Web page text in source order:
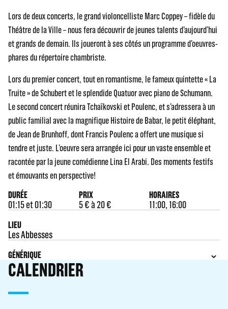
Lors de deux concerts, le grand violoncelliste Marc Coppey – fidèle du
Théâtre de la Ville – nous fera découvrir de jeunes talents d’aujourd’hui
et grands de demain. Ils joueront à ses côtés un programme d’oeuvres-
phares du répertoire chambriste.
Lors du premier concert, tout en romantisme, le fameux quintette « La
Truite » de Schubert et le splendide Quatuor avec piano de Schumann.
Le second concert réunira Tchaïkovski et Poulenc, et s’adressera à un
public familial avec la magnifique Histoire de Babar, le petit éléphant,
de Jean de Brunhoff, dont Francis Poulenc a offert une musique si
tendre et juste. L’oeuvre sera arrangée ici pour un vaste ensemble et
racontée par la jeune comédienne Lina El Arabi. Des moments festifs
et émouvants en perspective!
DURÉE
01:15 et 01:30
PRIX
5 € à 20 €
HORAIRES
11:00, 16:00
LIEU
Les Abbesses
GÉNÉRIQUE
CALENDRIER